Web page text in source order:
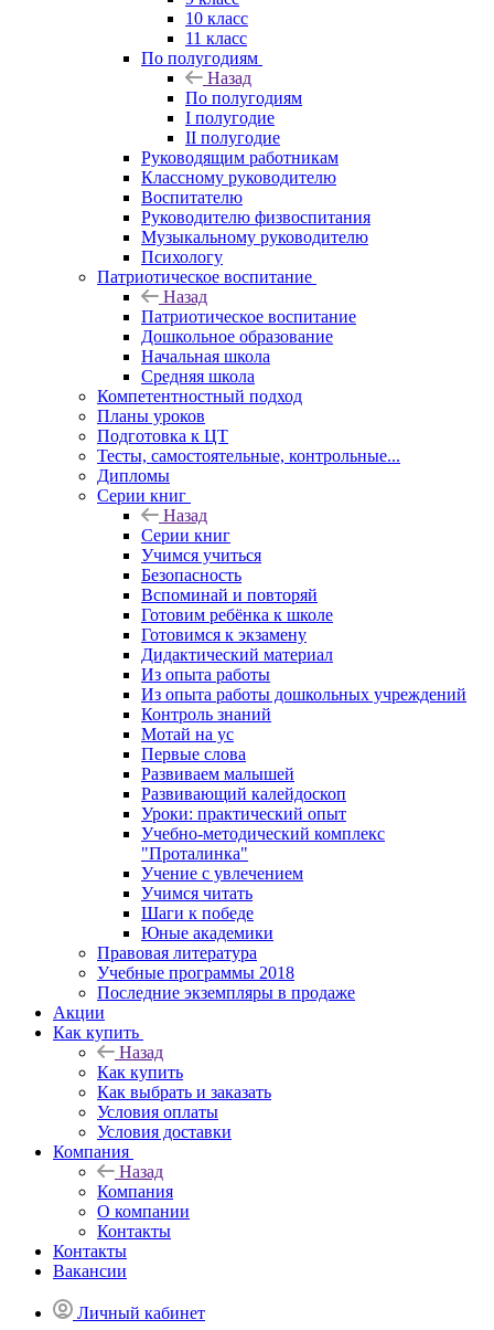
10 класс
11 класс
По полугодиям
Назад
По полугодиям
I полугодие
II полугодие
Руководящим работникам
Классному руководителю
Воспитателю
Руководителю физвоспитания
Музыкальному руководителю
Психологу
Патриотическое воспитание
Назад
Патриотическое воспитание
Дошкольное образование
Начальная школа
Средняя школа
Компетентностный подход
Планы уроков
Подготовка к ЦТ
Тесты, самостоятельные, контрольные...
Дипломы
Серии книг
Назад
Серии книг
Учимся учиться
Безопасность
Вспоминай и повторяй
Готовим ребёнка к школе
Готовимся к экзамену
Дидактический материал
Из опыта работы
Из опыта работы дошкольных учреждений
Контроль знаний
Мотай на ус
Первые слова
Развиваем малышей
Развивающий калейдоскоп
Уроки: практический опыт
Учебно-методический комплекс
"Проталинка"
Учение с увлечением
Учимся читать
Шаги к победе
Юные академики
Правовая литература
Учебные программы 2018
Последние экземпляры в продаже
Акции
Как купить
Назад
Как купить
Как выбрать и заказать
Условия оплаты
Условия доставки
Компания
Назад
Компания
О компании
Контакты
Контакты
Вакансии
Личный кабинет